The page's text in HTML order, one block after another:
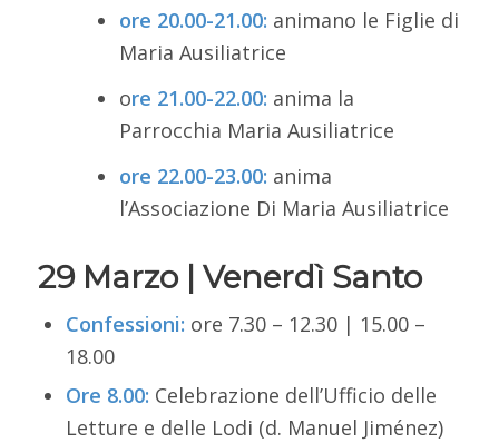
ore 20.00-21.00: animano le Figlie di
Maria Ausiliatrice
ore 21.00-22.00: anima la
Parrocchia Maria Ausiliatrice
ore 22.00-23.00: anima
l’Associazione Di Maria Ausiliatrice
29 Marzo | Venerdì Santo
Confessioni: ore 7.30 – 12.30 | 15.00 –
18.00
Ore 8.00: Celebrazione dell’Ufficio delle
Letture e delle Lodi (d. Manuel Jiménez)